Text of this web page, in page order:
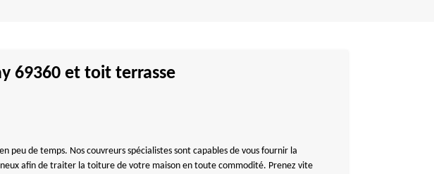
69360 et toit terrasse
de temps. Nos couvreurs spécialistes sont capables de vous fournir la
afin de traiter la toiture de votre maison en toute commodité. Prenez vite